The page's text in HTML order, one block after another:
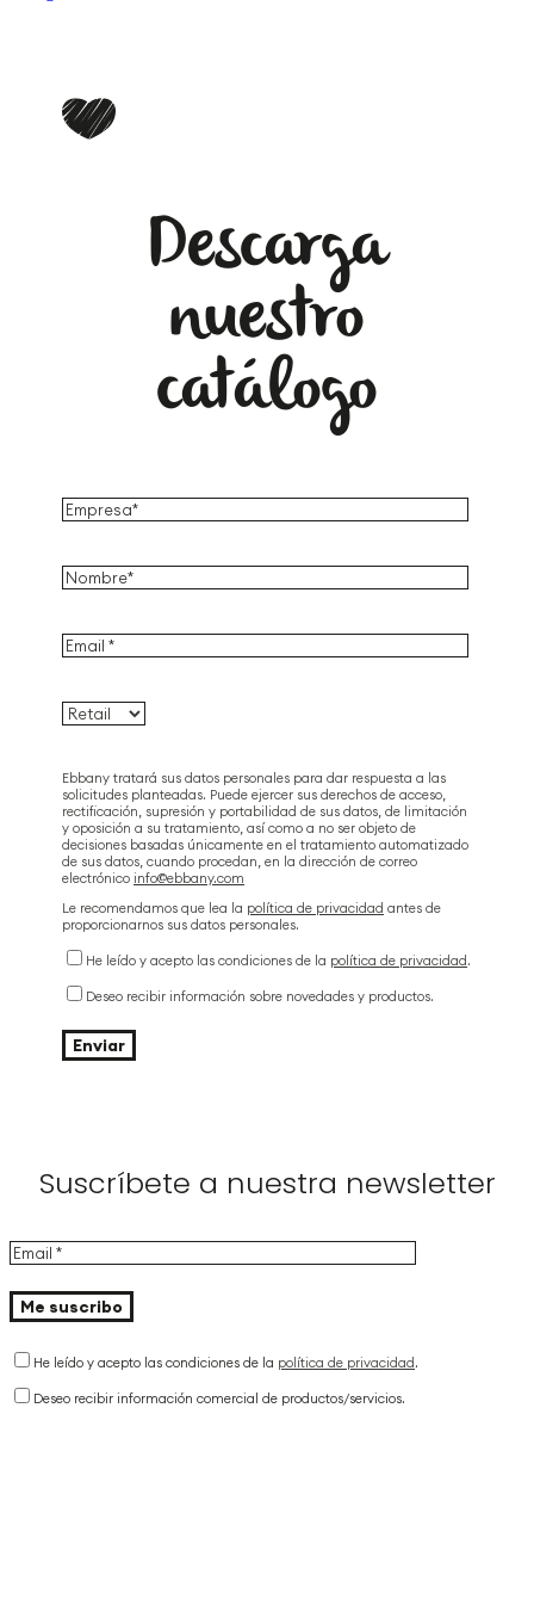
Descarga
nuestro
catálogo
Ebbany tratará sus datos personales para dar respuesta a las
solicitudes planteadas. Puede ejercer sus derechos de acceso,
rectificación, supresión y portabilidad de sus datos, de limitación
y oposición a su tratamiento, así como a no ser objeto de
decisiones basadas únicamente en el tratamiento automatizado
de sus datos, cuando procedan, en la dirección de correo
electrónico info@ebbany.com
Le recomendamos que lea la política de privacidad antes de
proporcionarnos sus datos personales.
He leído y acepto las condiciones de la política de privacidad .
Deseo recibir información sobre novedades y productos.
Suscríbete a nuestra newsletter
He leído y acepto las condiciones de la política de privacidad .
Deseo recibir información comercial de productos/servicios.